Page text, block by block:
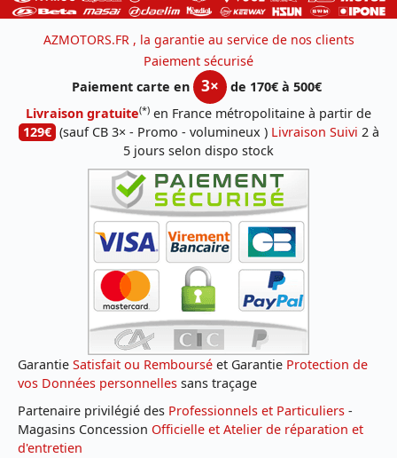
AZMOTORS.FR , la garantie au service de nos clients
Paiement sécurisé
Paiement carte en
3×
de 170€ à 500€
Livraison gratuite(*) en France métropolitaine à partir de
129€ (sauf CB 3× - Promo - volumineux ) Livraison Suivi 2 à
5 jours selon dispo stock
Garantie Satisfait ou Remboursé et Garantie Protection de
vos Données personnelles sans traçage
Partenaire privilégié des Professionnels et Particuliers -
Magasins Concession Officielle et Atelier de réparation et
d'entretien